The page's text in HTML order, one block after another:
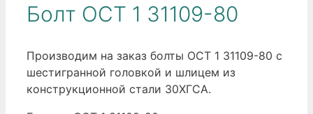
Болт ОСТ 1 31109-80
Производим на заказ болты ОСТ 1 31109-80 с
шестигранной головкой и шлицем из
конструкционной стали 30ХГСА.